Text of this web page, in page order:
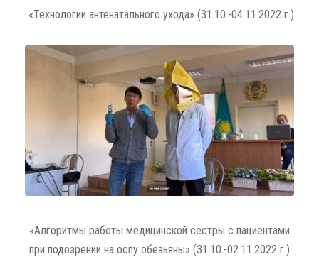
«Технологии антенатального ухода» (31.10.-04.11.2022 г.)
«Алгоритмы работы медицинской сестры с пациентами
при подозрении на оспу обезьяны» (31.10.-02.11.2022 г.)